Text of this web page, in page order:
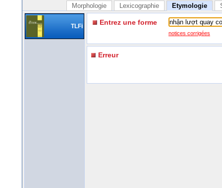
Morphologie Lexicographie Etymologie
TLFi Entrez une forme
notices corrigées
Erreur